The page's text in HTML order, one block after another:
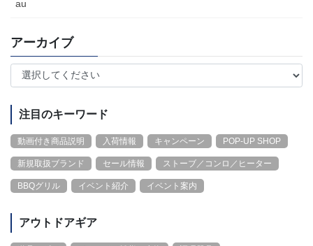
au
アーカイブ
注目のキーワード
動画付き商品説明 入荷情報 キャンペーン POP-UP SHOP
新規取扱ブランド セール情報 ストーブ／コンロ／ヒーター
BBQグリル イベント紹介 イベント案内
アウトドアギア